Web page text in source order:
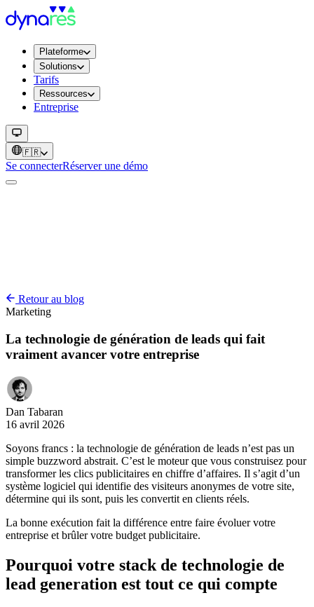
Plateforme
Solutions
Tarifs
Ressources
Entreprise
🇫🇷
Se connecterRéserver une démo
Retour au blog
Marketing
La technologie de génération de leads qui fait
vraiment avancer votre entreprise
Dan Tabaran
16 avril 2026
Soyons francs : la technologie de génération de leads n’est pas un
simple buzzword abstrait. C’est le moteur que vous construisez pour
transformer les clics publicitaires en chiffre d’affaires. Il s’agit d’un
système logiciel qui identifie des visiteurs anonymes de votre site,
détermine qui ils sont, puis les convertit en clients réels.
La bonne exécution fait la différence entre faire évoluer votre
entreprise et brûler votre budget publicitaire.
Pourquoi votre stack de technologie de
lead generation est tout ce qui compte